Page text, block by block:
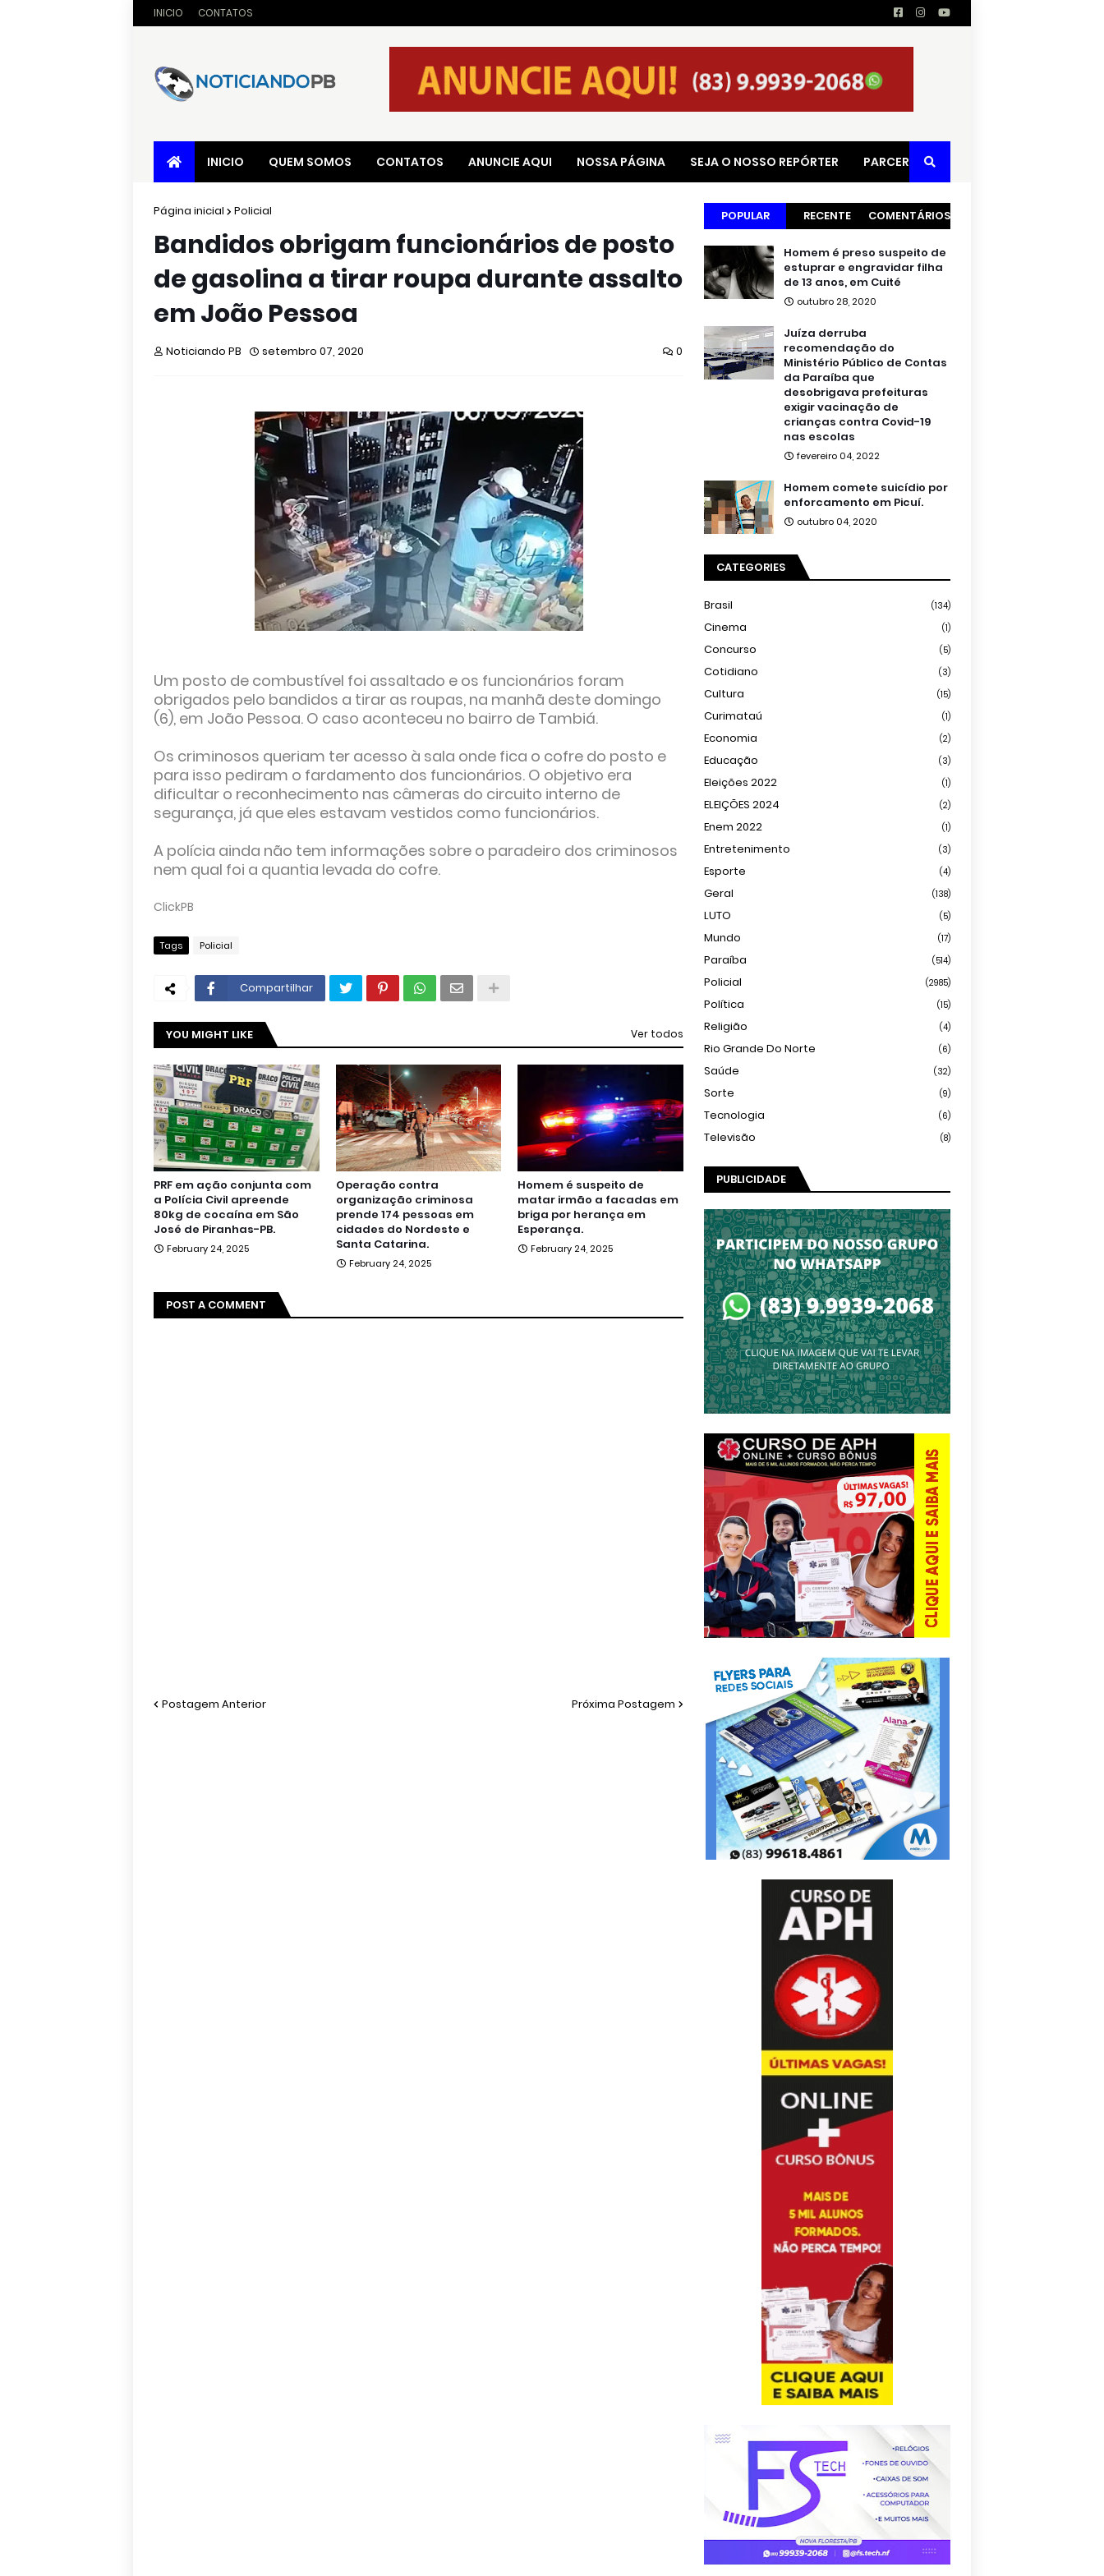
INICIO CONTATOS
INICIO QUEM SOMOS CONTATOS ANUNCIE AQUI NOSSA PÁGINA SEJA O NOSSO REPÓRTER PARCERIAS
Página inicial Policial
Bandidos obrigam funcionários de posto
de gasolina a tirar roupa durante assalto
em João Pessoa
Noticiando PB setembro 07, 2020 0
Um posto de combustível foi assaltado e os funcionários foram
obrigados pelo bandidos a tirar as roupas, na manhã deste domingo
(6), em João Pessoa. O caso aconteceu no bairro de Tambiá.
Os criminosos queriam ter acesso à sala onde fica o cofre do posto e
para isso pediram o fardamento dos funcionários. O objetivo era
dificultar o reconhecimento nas câmeras do circuito interno de
segurança, já que eles estavam vestidos como funcionários.
A polícia ainda não tem informações sobre o paradeiro dos criminosos
nem qual foi a quantia levada do cofre.
ClickPB
Tags Policial
Compartilhar
YOU MIGHT LIKE Ver todos
PRF em ação conjunta com
a Polícia Civil apreende
80kg de cocaína em São
José de Piranhas-PB.
February 24, 2025
Operação contra
organização criminosa
prende 174 pessoas em
cidades do Nordeste e
Santa Catarina.
February 24, 2025
Homem é suspeito de
matar irmão a facadas em
briga por herança em
Esperança.
February 24, 2025
POST A COMMENT
Postagem Anterior Próxima Postagem
POPULAR RECENTE COMENTÁRIOS
Homem é preso suspeito de
estuprar e engravidar filha
de 13 anos, em Cuité
outubro 28, 2020
Juíza derruba
recomendação do
Ministério Público de Contas
da Paraíba que
desobrigava prefeituras
exigir vacinação de
crianças contra Covid-19
nas escolas
fevereiro 04, 2022
Homem comete suicídio por
enforcamento em Picuí.
outubro 04, 2020
CATEGORIES
Brasil (134)
Cinema (1)
Concurso (5)
Cotidiano (3)
Cultura (15)
Curimataú (1)
Economia (2)
Educação (3)
Eleições 2022 (1)
ELEIÇÕES 2024 (2)
Enem 2022 (1)
Entretenimento (3)
Esporte (4)
Geral (138)
LUTO (5)
Mundo (17)
Paraíba (514)
Policial (2985)
Política (15)
Religião (4)
Rio Grande Do Norte (6)
Saúde (32)
Sorte (9)
Tecnologia (6)
Televisão (8)
PUBLICIDADE